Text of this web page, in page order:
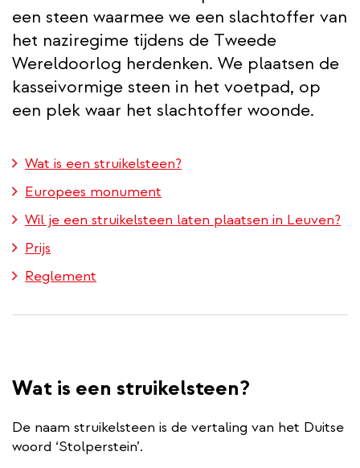
een steen waarmee we een slachtoffer van
het naziregime tijdens de Tweede
Wereldoorlog herdenken. We plaatsen de
kasseivormige steen in het voetpad, op
een plek waar het slachtoffer woonde.
Wat is een struikelsteen?
Europees monument
Wil je een struikelsteen laten plaatsen in Leuven?
Prijs
Reglement
Wat is een struikelsteen?
De naam struikelsteen is de vertaling van het Duitse
woord ‘Stolperstein’.